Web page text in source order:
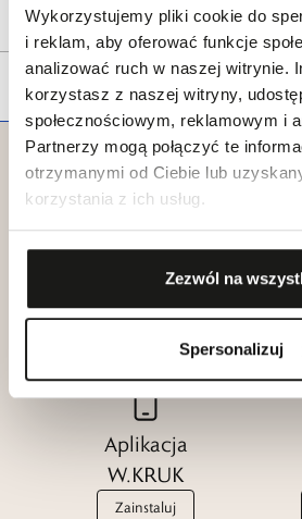
Wykorzystujemy pliki cookie do
i reklam, aby oferować funkcje
analizować ruch w naszej witrynie.
korzystasz z naszej witryny,
społecznościowym, reklamowym i
Partnerzy mogą połączyć te
otrzymanymi od Ciebie lub
korzystania z ich usług.
Zezwól na
Spersonalizuj
Tagi
Klub dla
Przyjaciół
W.KRUK
Aplikacja
W.KRUK
Zainstaluj